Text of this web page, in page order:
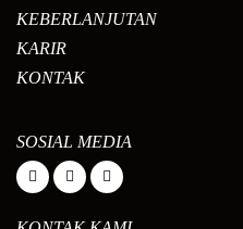
KEBERLANJUTAN
KARIR
KONTAK
SOSIAL MEDIA